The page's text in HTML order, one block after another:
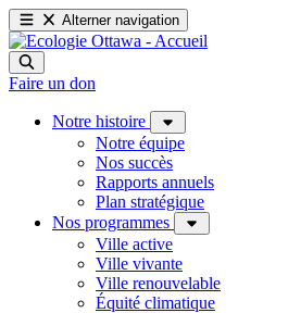
Alterner navigation
Faire un don
Notre histoire
Notre équipe
Nos succès
Rapports annuels
Plan stratégique
Nos programmes
Ville active
Ville vivante
Ville renouvelable
Équité climatique